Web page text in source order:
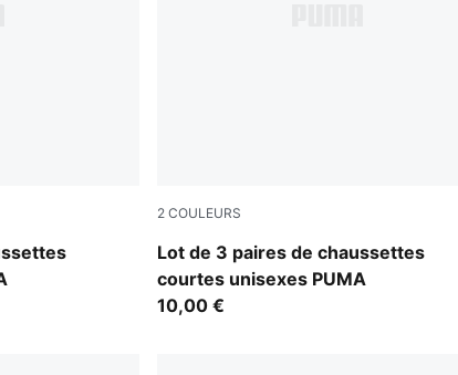
2 COULEURS
Lot de 3 paires de chaussettes
courtes unisexes PUMA
white
10,00 €